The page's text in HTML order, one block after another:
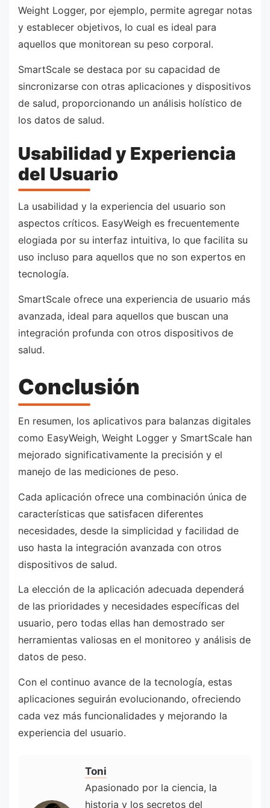
Weight Logger, por ejemplo, permite agregar notas
y establecer objetivos, lo cual es ideal para
aquellos que monitorean su peso corporal.
SmartScale se destaca por su capacidad de
sincronizarse con otras aplicaciones y dispositivos
de salud, proporcionando un análisis holístico de
los datos de salud.
Usabilidad y Experiencia
del Usuario
La usabilidad y la experiencia del usuario son
aspectos críticos. EasyWeigh es frecuentemente
elogiada por su interfaz intuitiva, lo que facilita su
uso incluso para aquellos que no son expertos en
tecnología.
SmartScale ofrece una experiencia de usuario más
avanzada, ideal para aquellos que buscan una
integración profunda con otros dispositivos de
salud.
Conclusión
En resumen, los aplicativos para balanzas digitales
como EasyWeigh, Weight Logger y SmartScale han
mejorado significativamente la precisión y el
manejo de las mediciones de peso.
Cada aplicación ofrece una combinación única de
características que satisfacen diferentes
necesidades, desde la simplicidad y facilidad de
uso hasta la integración avanzada con otros
dispositivos de salud.
La elección de la aplicación adecuada dependerá
de las prioridades y necesidades específicas del
usuario, pero todas ellas han demostrado ser
herramientas valiosas en el monitoreo y análisis de
datos de peso.
Con el continuo avance de la tecnología, estas
aplicaciones seguirán evolucionando, ofreciendo
cada vez más funcionalidades y mejorando la
experiencia del usuario.
Toni
Apasionado por la ciencia, la
historia y los secretos del